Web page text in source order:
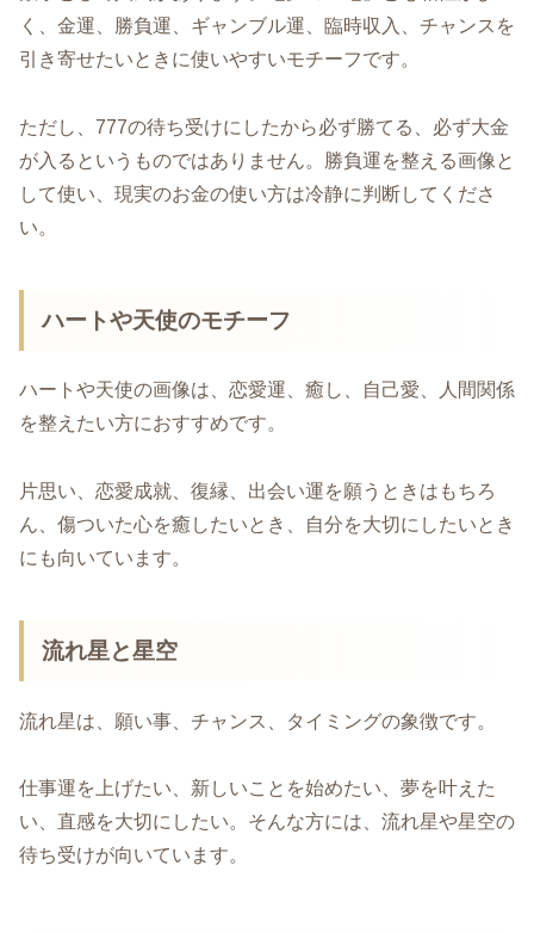
く、金運、勝負運、ギャンブル運、臨時収入、チャンスを
引き寄せたいときに使いやすいモチーフです。
ただし、777の待ち受けにしたから必ず勝てる、必ず大金
が入るというものではありません。勝負運を整える画像と
して使い、現実のお金の使い方は冷静に判断してくださ
い。
ハートや天使のモチーフ
ハートや天使の画像は、恋愛運、癒し、自己愛、人間関係
を整えたい方におすすめです。
片思い、恋愛成就、復縁、出会い運を願うときはもちろ
ん、傷ついた心を癒したいとき、自分を大切にしたいとき
にも向いています。
流れ星と星空
流れ星は、願い事、チャンス、タイミングの象徴です。
仕事運を上げたい、新しいことを始めたい、夢を叶えた
い、直感を大切にしたい。そんな方には、流れ星や星空の
待ち受けが向いています。